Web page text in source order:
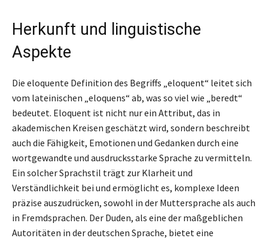
Herkunft und linguistische
Aspekte
Die eloquente Definition des Begriffs „eloquent“ leitet sich
vom lateinischen „eloquens“ ab, was so viel wie „beredt“
bedeutet. Eloquent ist nicht nur ein Attribut, das in
akademischen Kreisen geschätzt wird, sondern beschreibt
auch die Fähigkeit, Emotionen und Gedanken durch eine
wortgewandte und ausdrucksstarke Sprache zu vermitteln.
Ein solcher Sprachstil trägt zur Klarheit und
Verständlichkeit bei und ermöglicht es, komplexe Ideen
präzise auszudrücken, sowohl in der Muttersprache als auch
in Fremdsprachen. Der Duden, als eine der maßgeblichen
Autoritäten in der deutschen Sprache, bietet eine